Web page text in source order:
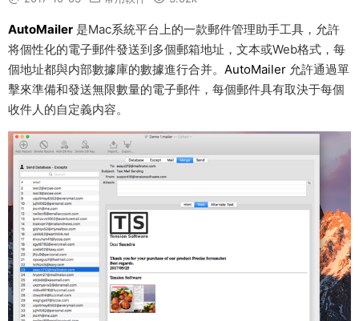
AutoMailer 是Mac系統平台上的一款郵件管理助手工具，允許
将個性化的電子郵件發送到多個郵箱地址，文本或Web格式，每
個地址都與内部數據庫的數據進行合并。 AutoMailer 允許通過單
擊來準備和發送無限數量的電子郵件，每個郵件具有取決于每個
收件人的自定義内容。